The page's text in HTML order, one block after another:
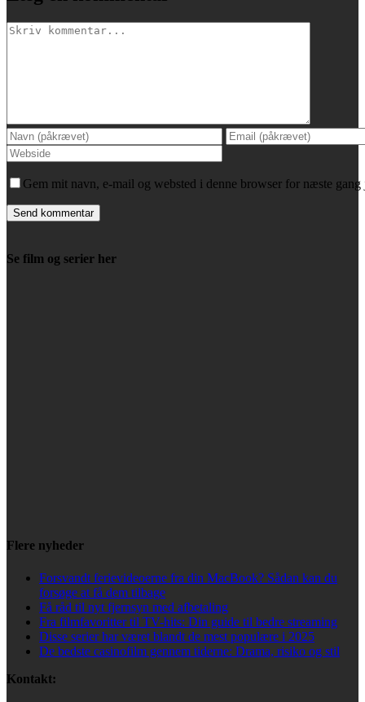
Comment
Gem mit navn, e-mail og websted i denne browser for næste gang
Se film og serier her
Flere nyheder
Forsvandt ferievideoerne fra din MacBook? Sådan kan du
forsøge at få dem tilbage
Få råd til nyt fjernsyn med afbetaling
Fra filmfavoritter til TV-hits: Din guide til bedre streaming
Disse serier har været blandt de mest populære i 2025
De bedste casinofilm gennem tiderne: Drama, risiko og stil
Kontakt: